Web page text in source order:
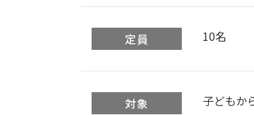
定員 10名
対象 子どもか